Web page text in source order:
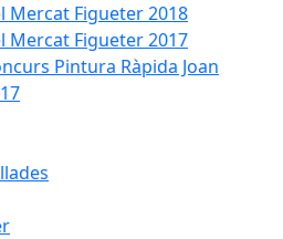
Mercat Figueter 2018
Mercat Figueter 2017
Pintura Ràpida Joan